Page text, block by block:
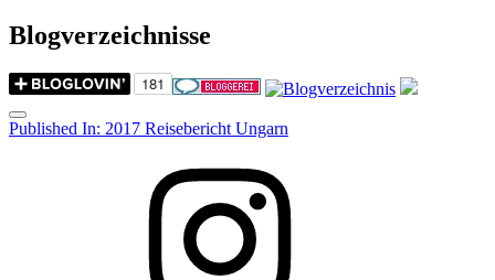
Blogverzeichnisse
Menu
Post
Published In: 2017 Reisebericht Ungarn